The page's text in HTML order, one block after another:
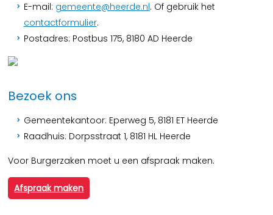
E-mail: gemeente@heerde.nl. Of gebruik het
contactformulier.
Postadres: Postbus 175, 8180 AD Heerde
Bezoek ons
Gemeentekantoor: Eperweg 5, 8181 ET Heerde
Raadhuis: Dorpsstraat 1, 8181 HL Heerde
Voor Burgerzaken moet u een afspraak maken.
Afspraak maken